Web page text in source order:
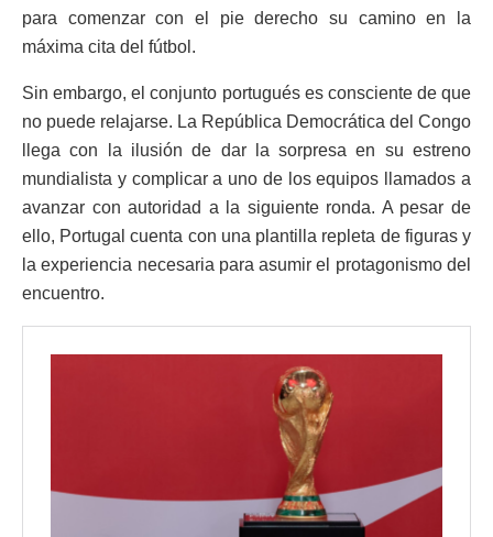
para comenzar con el pie derecho su camino en la
máxima cita del fútbol.
Sin embargo, el conjunto portugués es consciente de que
no puede relajarse. La República Democrática del Congo
llega con la ilusión de dar la sorpresa en su estreno
mundialista y complicar a uno de los equipos llamados a
avanzar con autoridad a la siguiente ronda. A pesar de
ello, Portugal cuenta con una plantilla repleta de figuras y
la experiencia necesaria para asumir el protagonismo del
encuentro.